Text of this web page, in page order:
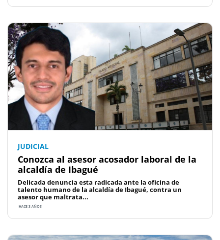
JUDICIAL
Conozca al asesor acosador laboral de la
alcaldía de Ibagué
Delicada denuncia esta radicada ante la oficina de
talento humano de la alcaldía de Ibagué, contra un
asesor que maltrata...
HACE 3 AÑOS